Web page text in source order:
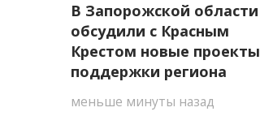
В Запорожской области
обсудили с Красным
Крестом новые проекты
поддержки региона
меньше минуты назад